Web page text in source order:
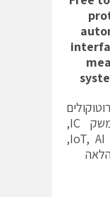
חינם ליותר מ -130 פרוטוקולים
בתחומי הרכב, הטמעה, ממשק IC,
תעופה וחלל, בדיקה ומדידה, IoT, AI,